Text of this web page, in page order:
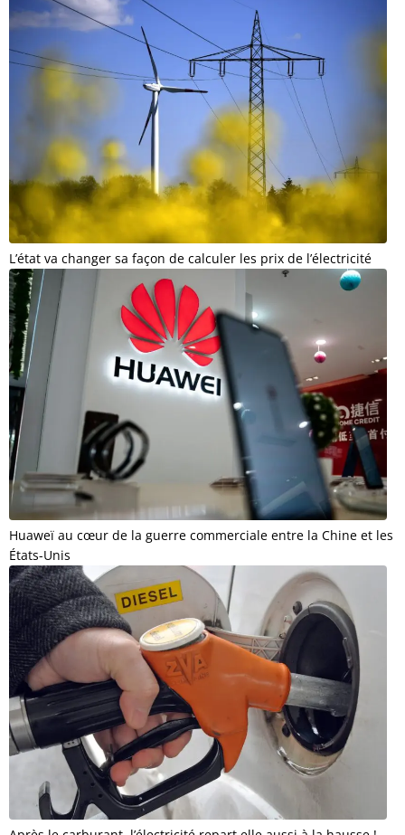
L’état va changer sa façon de calculer les prix de l’électricité
Huaweï au cœur de la guerre commerciale entre la Chine et les
États-Unis